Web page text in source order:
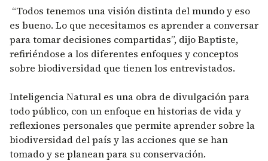
“Todos tenemos una visión distinta del mundo y eso
es bueno. Lo que necesitamos es aprender a conversar
para tomar decisiones compartidas”, dijo Baptiste,
refiriéndose a los diferentes enfoques y conceptos
sobre biodiversidad que tienen los entrevistados.
Inteligencia Natural es una obra de divulgación para
todo público, con un enfoque en historias de vida y
reflexiones personales que permite aprender sobre la
biodiversidad del país y las acciones que se han
tomado y se planean para su conservación.